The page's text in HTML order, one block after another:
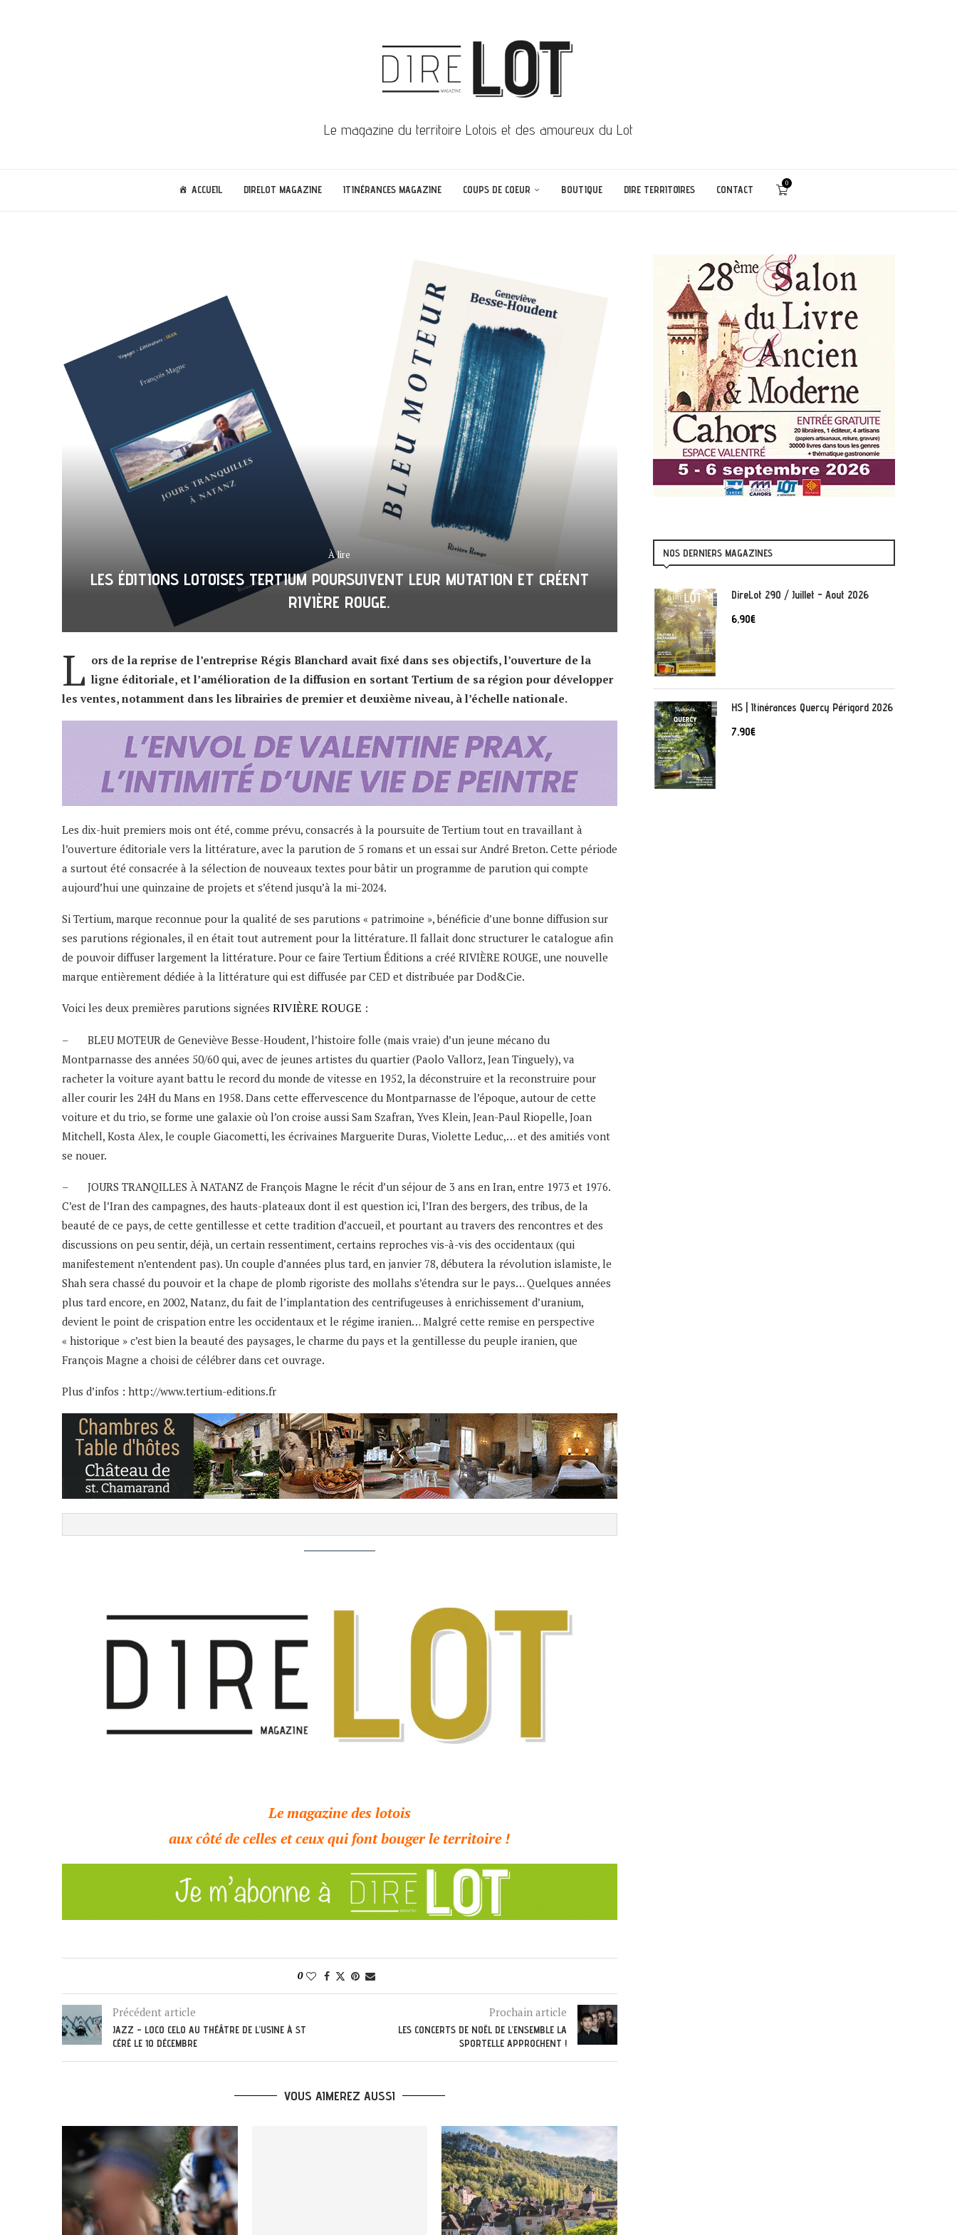
Le magazine du territoire Lotois et des amoureux du Lot
ACCUEIL DIRELOT MAGAZINE ITINÉRANCES MAGAZINE COUPS DE COEUR BOUTIQUE DIRE TERRITOIRES CONTACT
0
À lire
LES ÉDITIONS LOTOISES TERTIUM POURSUIVENT LEUR MUTATION ET CRÉENT
RIVIÈRE ROUGE.
L ors de la reprise de l’entreprise Régis Blanchard avait fixé dans ses objectifs, l’ouverture de la
ligne éditoriale, et l’amélioration de la diffusion en sortant Tertium de sa région pour développer
les ventes, notamment dans les librairies de premier et deuxième niveau, à l’échelle nationale.
Les dix-huit premiers mois ont été, comme prévu, consacrés à la poursuite de Tertium tout en travaillant à
l’ouverture éditoriale vers la littérature, avec la parution de 5 romans et un essai sur André Breton. Cette période
a surtout été consacrée à la sélection de nouveaux textes pour bâtir un programme de parution qui compte
aujourd’hui une quinzaine de projets et s’étend jusqu’à la mi-2024.
Si Tertium, marque reconnue pour la qualité de ses parutions « patrimoine », bénéficie d’une bonne diffusion sur
ses parutions régionales, il en était tout autrement pour la littérature. Il fallait donc structurer le catalogue afin
de pouvoir diffuser largement la littérature. Pour ce faire Tertium Éditions a créé RIVIÈRE ROUGE, une nouvelle
marque entièrement dédiée à la littérature qui est diffusée par CED et distribuée par Dod&Cie.
Voici les deux premières parutions signées RIVIÈRE ROUGE :
– BLEU MOTEUR de Geneviève Besse-Houdent, l’histoire folle (mais vraie) d’un jeune mécano du
Montparnasse des années 50/60 qui, avec de jeunes artistes du quartier (Paolo Vallorz, Jean Tinguely), va
racheter la voiture ayant battu le record du monde de vitesse en 1952, la déconstruire et la reconstruire pour
aller courir les 24H du Mans en 1958. Dans cette effervescence du Montparnasse de l’époque, autour de cette
voiture et du trio, se forme une galaxie où l’on croise aussi Sam Szafran, Yves Klein, Jean-Paul Riopelle, Joan
Mitchell, Kosta Alex, le couple Giacometti, les écrivaines Marguerite Duras, Violette Leduc,… et des amitiés vont
se nouer.
– JOURS TRANQILLES À NATANZ de François Magne le récit d’un séjour de 3 ans en Iran, entre 1973 et 1976.
C’est de l’Iran des campagnes, des hauts-plateaux dont il est question ici, l’Iran des bergers, des tribus, de la
beauté de ce pays, de cette gentillesse et cette tradition d’accueil, et pourtant au travers des rencontres et des
discussions on peu sentir, déjà, un certain ressentiment, certains reproches vis-à-vis des occidentaux (qui
manifestement n’entendent pas). Un couple d’années plus tard, en janvier 78, débutera la révolution islamiste, le
Shah sera chassé du pouvoir et la chape de plomb rigoriste des mollahs s’étendra sur le pays… Quelques années
plus tard encore, en 2002, Natanz, du fait de l’implantation des centrifugeuses à enrichissement d’uranium,
devient le point de crispation entre les occidentaux et le régime iranien… Malgré cette remise en perspective
« historique » c’est bien la beauté des paysages, le charme du pays et la gentillesse du peuple iranien, que
François Magne a choisi de célébrer dans cet ouvrage.
Plus d’infos : http://www.tertium-editions.fr
Le magazine des lotois
aux côté de celles et ceux qui font bouger le territoire !
0
Précédent article
JAZZ – LOCO CELO AU THÉÂTRE DE L’USINE À ST
CÉRÉ LE 10 DÉCEMBRE
Prochain article
LES CONCERTS DE NOËL DE L’ENSEMBLE LA
SPORTELLE APPROCHENT !
VOUS AIMEREZ AUSSI
NOS DERNIERS MAGAZINES
DireLot 290 / Juillet - Aout 2026
6,90€
HS | Itinérances Quercy Périgord 2026
7,90€